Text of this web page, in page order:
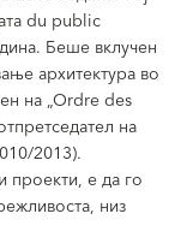
du public
Беше вклучен
архитектура во
на „Ordre des
на
2013).
проекти, е да го
низ